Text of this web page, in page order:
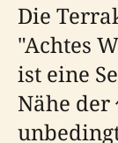
Die
"Achtes
ist eine
Nähe der